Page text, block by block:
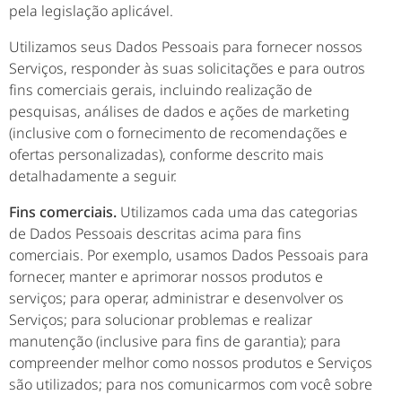
pela legislação aplicável.
Utilizamos seus Dados Pessoais para fornecer nossos
Serviços, responder às suas solicitações e para outros
fins comerciais gerais, incluindo realização de
pesquisas, análises de dados e ações de marketing
(inclusive com o fornecimento de recomendações e
ofertas personalizadas), conforme descrito mais
detalhadamente a seguir.
Fins comerciais. Utilizamos cada uma das categorias
de Dados Pessoais descritas acima para fins
comerciais. Por exemplo, usamos Dados Pessoais para
fornecer, manter e aprimorar nossos produtos e
serviços; para operar, administrar e desenvolver os
Serviços; para solucionar problemas e realizar
manutenção (inclusive para fins de garantia); para
compreender melhor como nossos produtos e Serviços
são utilizados; para nos comunicarmos com você sobre